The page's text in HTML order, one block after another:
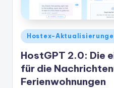
Veröffentlicht
in
Hostex-
HostGPT 2.0: Die
für die
Ferienwohnungen